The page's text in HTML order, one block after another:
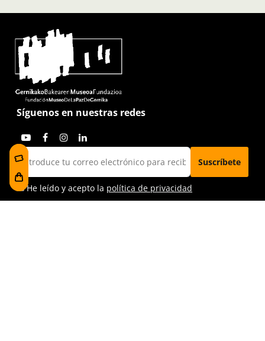
Síguenos en nuestras redes
He leído y acepto la política de privacidad